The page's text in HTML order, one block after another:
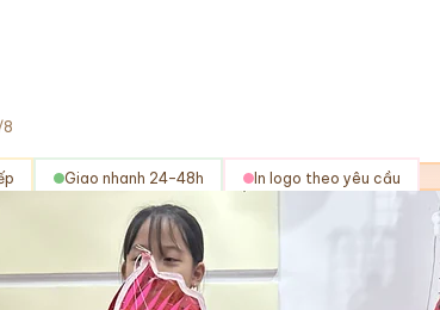
8
Giao nhanh 24–48h In logo theo yêu cầu